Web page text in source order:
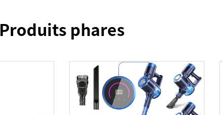
Produits phares